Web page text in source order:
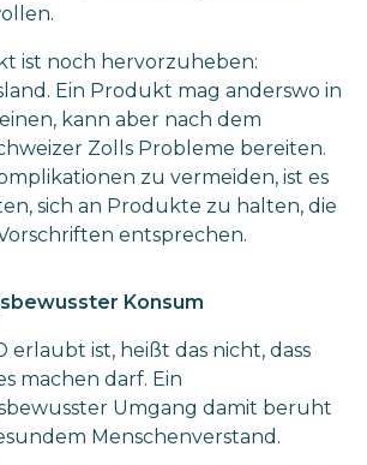
ist noch hervorzuheben:
Ein Produkt mag anderswo in
kann aber nach dem
Zolls Probleme bereiten.
zu vermeiden, ist es
sich an Produkte zu halten, die
entsprechen.
Konsum
erlaubt ist, heißt das nicht, dass
machen darf. Ein
Umgang damit beruht
Menschenverstand.